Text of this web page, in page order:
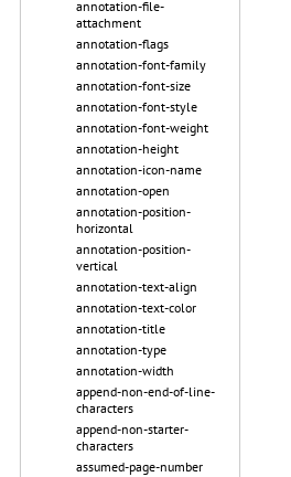
annotation-file-
attachment
annotation-flags
annotation-font-family
annotation-font-size
annotation-font-style
annotation-font-weight
annotation-height
annotation-icon-name
annotation-open
annotation-position-
horizontal
annotation-position-
vertical
annotation-text-align
annotation-text-color
annotation-title
annotation-type
annotation-width
append-non-end-of-line-
characters
append-non-starter-
characters
assumed-page-number